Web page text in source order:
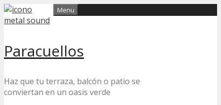
Skip
to
Paracuellos
Haz que tu terraza, balcón o patio se
conviertan en un oasis verde
Menu